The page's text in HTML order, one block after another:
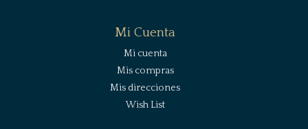
Mi Cuenta
Mi cuenta
Mis compras
Mis direcciones
Wish List